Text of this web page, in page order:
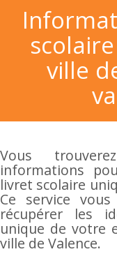
ville
Vous
informations
livret scolaire
Ce service
récupérer les
unique de votre
ville de Valence.